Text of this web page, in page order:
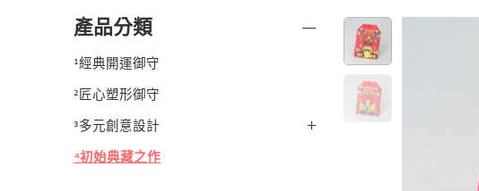
產品分類
¹經典開運御守
²匠心塑形御守
³多元創意設計
⁴初始典藏之作